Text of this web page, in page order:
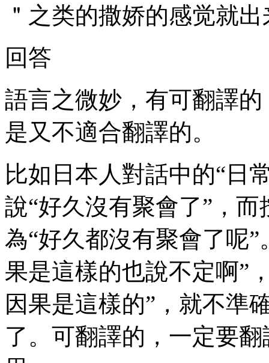
＂之类的撒娇的感觉就
回答
語言之微妙，有可翻譯
是又不適合翻譯的。
比如日本人對話中的“日
說“好久沒有聚會了”，
為“好久都沒有聚會了呢
果是這樣的也說不定啊”
因果是這樣的”，就不準
了。可翻譯的，一定要